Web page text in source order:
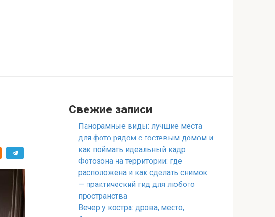
Свежие записи
Панорамные виды: лучшие места
для фото рядом с гостевым домом и
как поймать идеальный кадр
Фотозона на территории: где
расположена и как сделать снимок
— практический гид для любого
пространства
Вечер у костра: дрова, место,